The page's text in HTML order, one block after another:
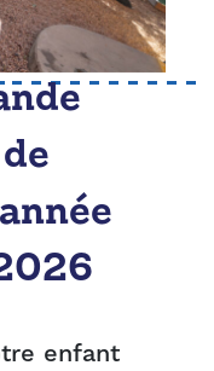
enfant